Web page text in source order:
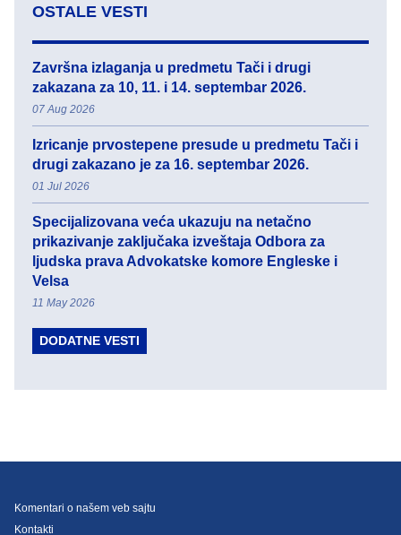
OSTALE VESTI
Završna izlaganja u predmetu Tači i drugi
zakazana za 10, 11. i 14. septembar 2026.
07 Aug 2026
Izricanje prvostepene presude u predmetu Tači i
drugi zakazano je za 16. septembar 2026.
01 Jul 2026
Specijalizovana veća ukazuju na netačno
prikazivanje zaključaka izveštaja Odbora za
ljudska prava Advokatske komore Engleske i
Velsa
11 May 2026
DODATNE VESTI
Komentari o našem veb sajtu
Kontakti